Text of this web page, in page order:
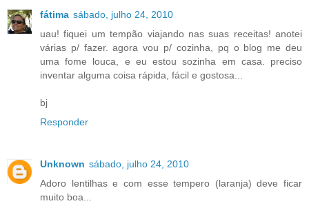
fátima sábado, julho 24, 2010
uau! fiquei um tempão viajando nas suas receitas! anotei
várias p/ fazer. agora vou p/ cozinha, pq o blog me deu
uma fome louca, e eu estou sozinha em casa. preciso
inventar alguma coisa rápida, fácil e gostosa...
bj
Responder
Unknown sábado, julho 24, 2010
Adoro lentilhas e com esse tempero (laranja) deve ficar
muito boa...